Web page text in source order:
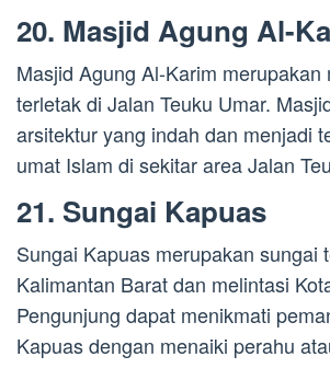
20. Masjid Agung Al-
Masjid Agung Al-Karim merupakan
terletak di Jalan Teuku Umar.
arsitektur yang indah dan menjadi
umat Islam di sekitar area Jalan
21. Sungai Kapuas
Sungai Kapuas merupakan sungai
Kalimantan Barat dan melintasi
Pengunjung dapat menikmati
Kapuas dengan menaiki perahu